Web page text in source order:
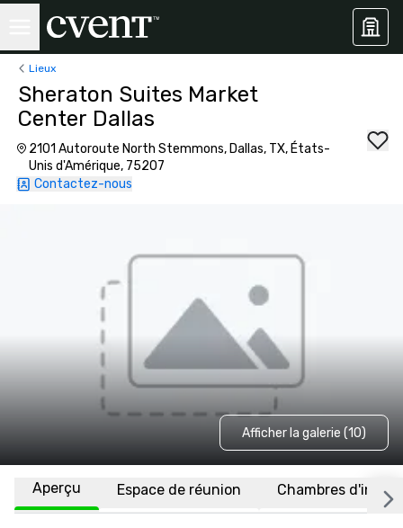
Lieux
Sheraton Suites Market
Center Dallas
2101 Autoroute North Stemmons, Dallas, TX, États-
Unis d'Amérique, 75207
Contactez-nous
Afficher la galerie (10)
Aperçu Espace de réunion Chambres